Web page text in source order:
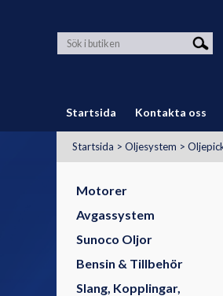
Startsida Kontakta oss
Startsida > Oljesystem >
Motorer
Avgassystem
Sunoco Oljor
Bensin & Tillbehör
Slang, Kopplingar,